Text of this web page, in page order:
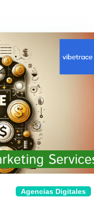
Agencias Digitales